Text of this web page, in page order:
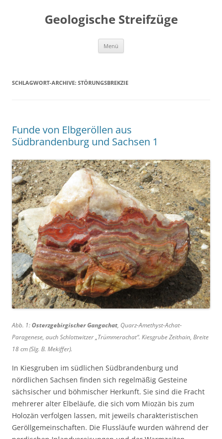
Geologische Streifzüge
Menü
SCHLAGWORT-ARCHIVE: STÖRUNGSBREKZIE
Funde von Elbgeröllen aus
Südbrandenburg und Sachsen 1
Abb. 1:Osterzgebirgischer Gangachat, Quarz-Amethyst-Achat-
Paragenese, auch Schlottwitzer „Trümmerachat“. Kiesgrube Zeithain, Breite
18 cm (Slg. B. Mekiffer).
In Kiesgruben im südlichen Südbrandenburg und
nördlichen Sachsen finden sich regelmäßig Gesteine
sächsischer und böhmischer Herkunft. Sie sind die Fracht
mehrerer alter Elbeläufe, die sich vom Miozän bis zum
Holozän verfolgen lassen, mit jeweils charakteristischen
Geröllgemeinschaften. Die Flussläufe wurden während der